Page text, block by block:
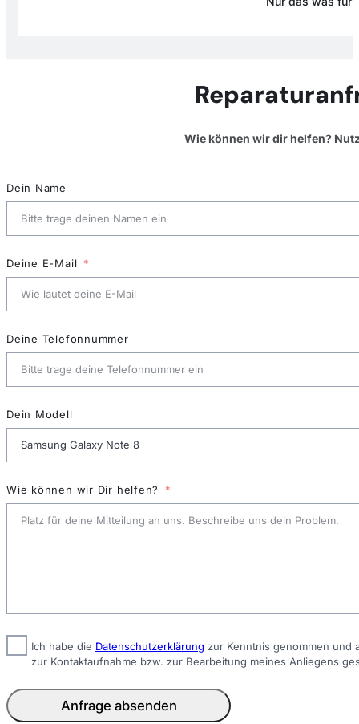
Wie können wir dir helfen?
Dein Name
Deine E-Mail
Deine Telefonnummer
Dein Modell
Wie können wir Dir helfen?
Ich habe die Datenschutzerklärung zur Kenntnis genommen und
zur Kontaktaufnahme bzw. zur Bearbeitung meines Anliegens
Anfrage absenden